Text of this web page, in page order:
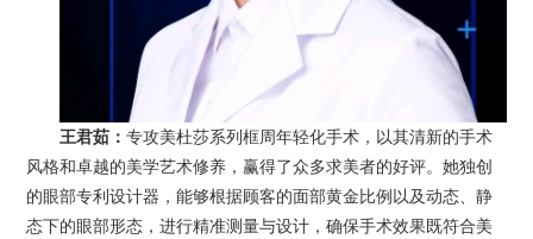
王君茹：专攻美杜莎系列框周年轻化手术，以其清新的手术
风格和卓越的美学艺术修养，赢得了众多求美者的好评。她独创
的眼部专利设计器，能够根据顾客的面部黄金比例以及动态、静
态下的眼部形态，进行精准测量与设计，确保手术效果既符合美